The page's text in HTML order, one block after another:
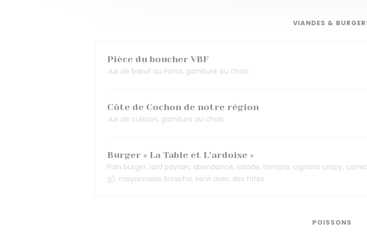
VIANDES &
Pièce du boucher VBF
Jus de bœuf au Porto, garniture au choix
Côte de Cochon de notre région
Jus de cuisson, garniture au choix
Burger « La Table et L’ardoise »
Pain burger, lard paysan, abondance, salade, tomate, oignons crispy,
g), mayonnaise Sriracha, servi avec des frites
POISSONS